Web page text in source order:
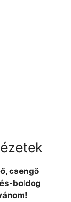
csengő
boldog